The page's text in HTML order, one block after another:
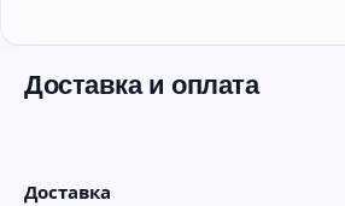
Доставка и оплата
Доставка